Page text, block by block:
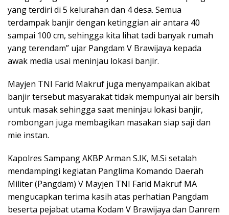
yang terdiri di 5 kelurahan dan 4 desa. Semua
terdampak banjir dengan ketinggian air antara 40
sampai 100 cm, sehingga kita lihat tadi banyak rumah
yang terendam” ujar Pangdam V Brawijaya kepada
awak media usai meninjau lokasi banjir.
Mayjen TNI Farid Makruf juga menyampaikan akibat
banjir tersebut masyarakat tidak mempunyai air bersih
untuk masak sehingga saat meninjau lokasi banjir,
rombongan juga membagikan masakan siap saji dan
mie instan.
Kapolres Sampang AKBP Arman S.IK, M.Si setalah
mendampingi kegiatan Panglima Komando Daerah
Militer (Pangdam) V Mayjen TNI Farid Makruf MA
mengucapkan terima kasih atas perhatian Pangdam
beserta pejabat utama Kodam V Brawijaya dan Danrem